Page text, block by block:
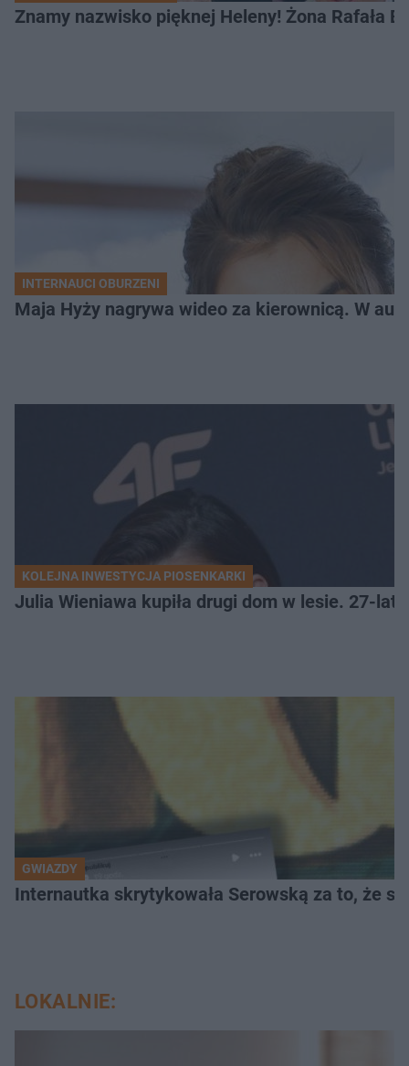
Znamy nazwisko pięknej Heleny! Żona Rafała
INTERNAUCI OBURZENI
Maja Hyży nagrywa wideo za kierownicą. W
KOLEJNA INWESTYCJA PIOSENKARKI
Julia Wieniawa kupiła drugi dom w lesie. 27-
GWIAZDY
Internautka skrytykowała Serowską za to, że
LOKALNIE: